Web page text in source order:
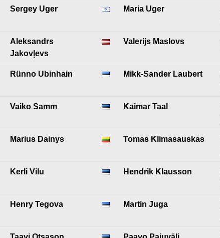
Sergey Uger Maria Uger
Aleksandrs
Jakovļevs
Valerijs Maslovs
Rünno Ubinhain Mikk-Sander Laubert
Vaiko Samm Kaimar Taal
Marius Dainys Tomas Klimasauskas
Kerli Vilu Hendrik Klausson
Henry Tegova Martin Juga